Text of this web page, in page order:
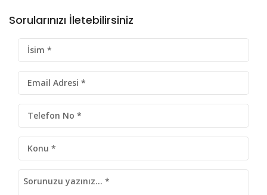
Sorularınızı İletebilirsiniz